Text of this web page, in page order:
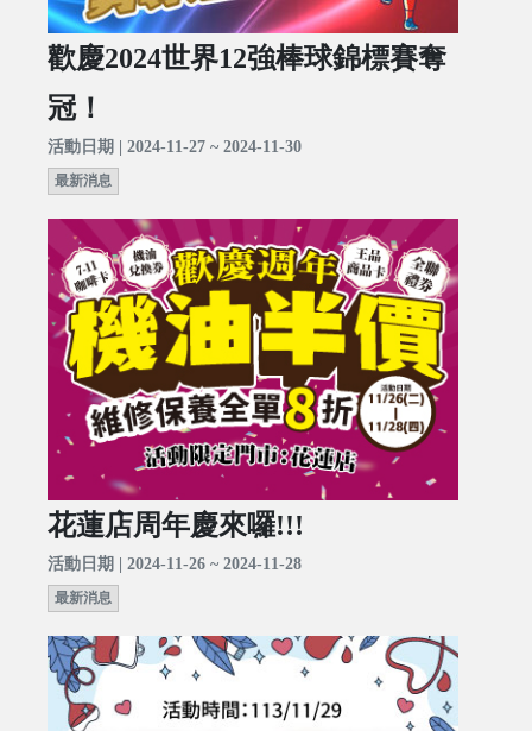
歡慶2024世界12強棒球錦標賽奪
冠！
活動日期 | 2024-11-27 ~ 2024-11-30
最新消息
花蓮店周年慶來囉!!!
活動日期 | 2024-11-26 ~ 2024-11-28
最新消息